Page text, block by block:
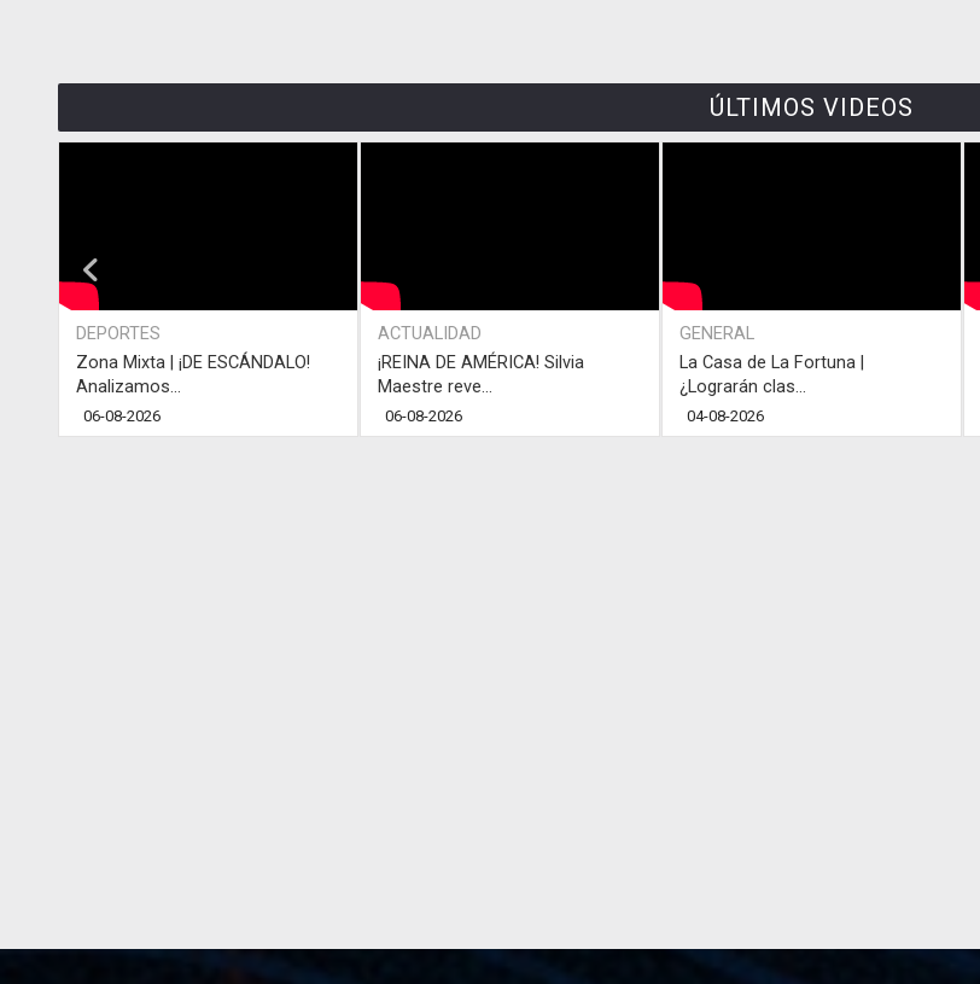
ÚLTIMOS VIDEOS
DEPORTES
Zona Mixta | ¡DE ESCÁNDALO!
Analizamos...
06-08-2026
ACTUALIDAD
¡REINA DE AMÉRICA! Silvia
Maestre reve...
06-08-2026
GENERAL
La Casa de La Fortuna |
¿Lograrán clas...
04-08-2026